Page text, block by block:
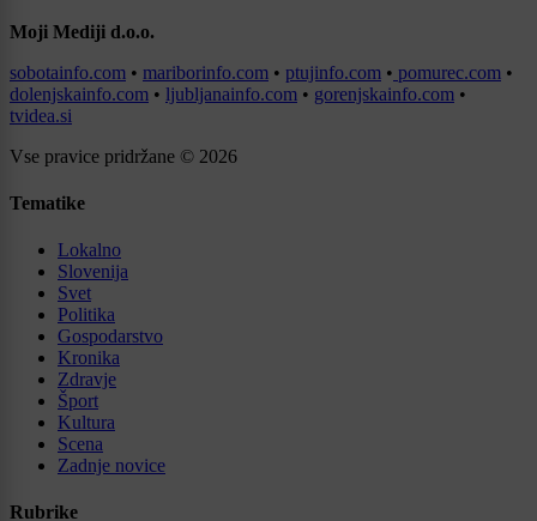
Moji Mediji d.o.o.
sobotainfo.com • mariborinfo.com • ptujinfo.com • pomurec.com •
dolenjskainfo.com • ljubljanainfo.com • gorenjskainfo.com •
tvidea.si
Vse pravice pridržane © 2026
Tematike
Lokalno
Slovenija
Svet
Politika
Gospodarstvo
Kronika
Zdravje
Šport
Kultura
Scena
Zadnje novice
Rubrike